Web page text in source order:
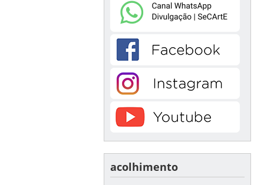
acolhimento